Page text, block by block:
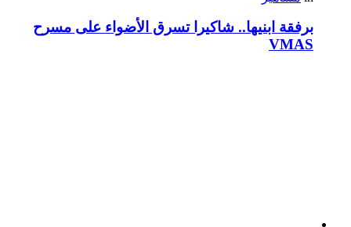
برفقة ابنيها.. شاكيرا تسرق الأضواء على مسرح
VMAS